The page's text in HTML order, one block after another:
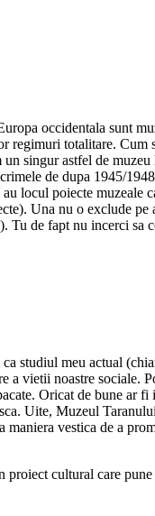
occidentala sunt
regimuri totalitare.
singur astfel de
de dupa 1945/
locul poiecte muzeale
Una nu o exclude
Tu de fapt nu incerci sa
studiul meu actual
a vietii noastre sociale.
Oricat de bune ar
Uite, Muzeul
vestica de a
proiect cultural care